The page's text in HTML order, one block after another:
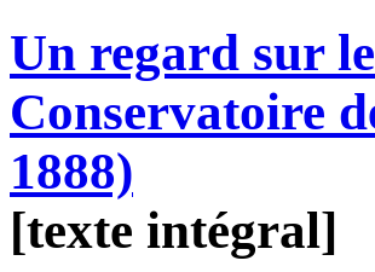
Un regard sur
Conservatoire
1888)
[texte intégral]